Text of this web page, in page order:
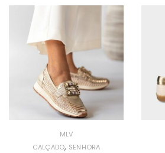
MLV
CALÇADO, SENHORA